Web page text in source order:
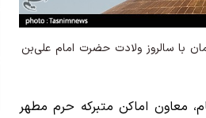
با سالروز ولادت حضرت امام علی‌بن
معاون اماکن متبرکه حرم مطهر